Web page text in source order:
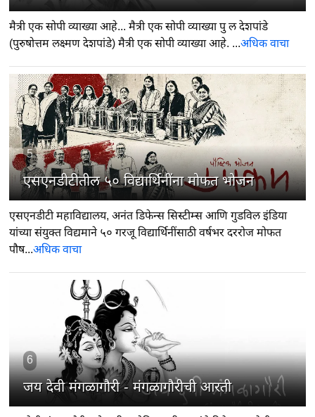
मैत्री एक सोपी व्याख्या आहे... मैत्री एक सोपी व्याख्या पु ल देशपांडे
(पुरुषोत्तम लक्ष्मण देशपांडे) मैत्री एक सोपी व्याख्या आहे. ...अधिक वाचा
5
एसएनडीटीतील ५० विद्यार्थिनींना मोफत भोजन
एसएनडीटी महाविद्यालय, अनंत डिफेन्स सिस्टीम्स आणि गुडविल इंडिया
यांच्या संयुक्त विद्यमाने ५० गरजू विद्यार्थिनींसाठी वर्षभर दररोज मोफत
पौष...अधिक वाचा
6
जय देवी मंगळागौरी - मंगळागौरीची आरती